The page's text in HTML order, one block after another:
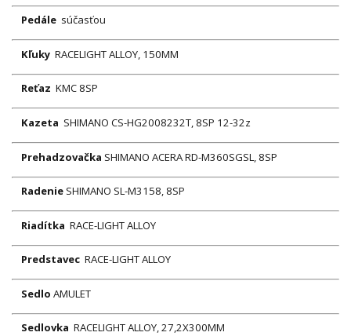
Pedále súčasťou
Kľuky RACELIGHT ALLOY, 150MM
Reťaz KMC 8SP
Kazeta SHIMANO CS-HG2008232T, 8SP 12-32z
Prehadzovačka SHIMANO ACERA RD-M360SGSL, 8SP
Radenie SHIMANO SL-M3158, 8SP
Riadítka RACE-LIGHT ALLOY
Predstavec RACE-LIGHT ALLOY
Sedlo AMULET
Sedlovka RACELIGHT ALLOY, 27,2X300MM